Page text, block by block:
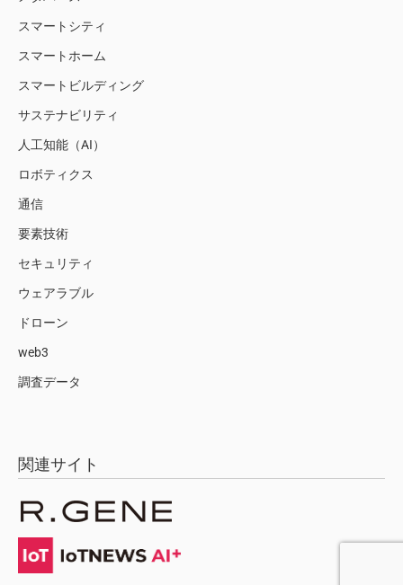
スマートシティ
スマートホーム
スマートビルディング
サステナビリティ
人工知能（AI）
ロボティクス
通信
要素技術
セキュリティ
ウェアラブル
ドローン
web3
調査データ
関連サイト